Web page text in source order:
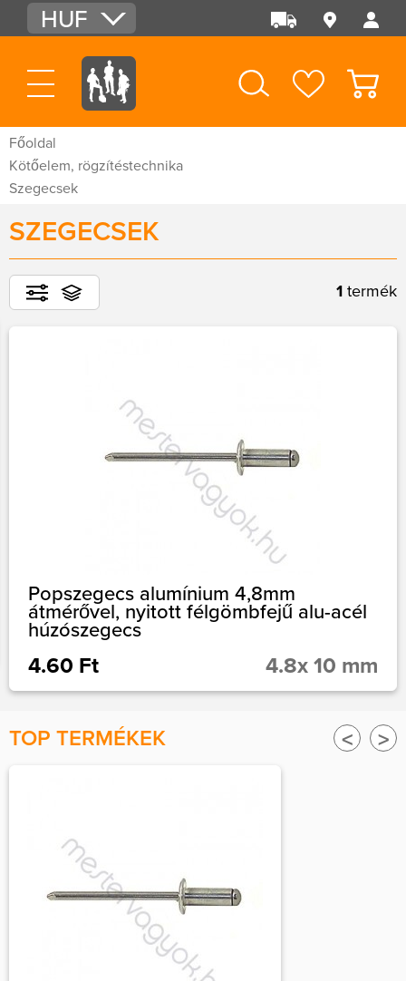
HUF
EUR
USD
Főoldal
Kötőelem, rögzítéstechnika
Szegecsek
SZEGECSEK
1 termék
Popszegecs alumínium 4,8mm
átmérővel, nyitott félgömbfejű alu-acél
húzószegecs
4.60 Ft 4.8x 10 mm
< >
TOP TERMÉKEK